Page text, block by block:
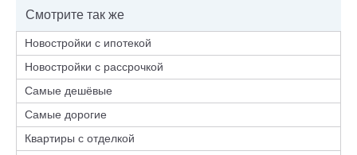
Смотрите так же
Новостройки с ипотекой
Новостройки с рассрочкой
Самые дешёвые
Самые дорогие
Квартиры с отделкой